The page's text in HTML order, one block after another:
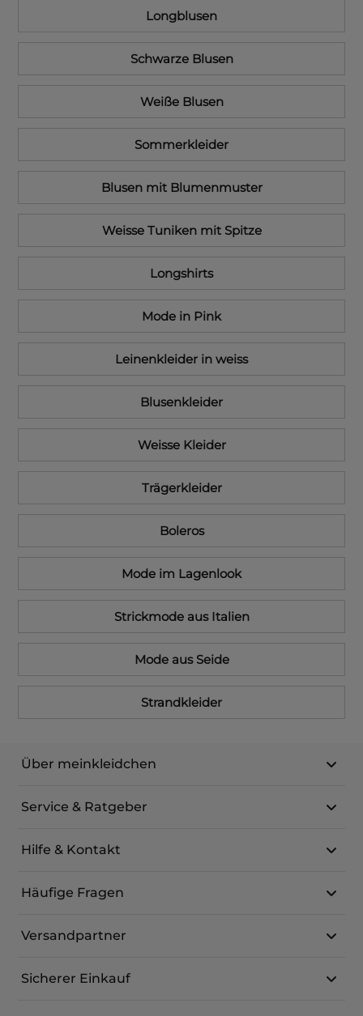
Longblusen
Schwarze Blusen
Weiße Blusen
Sommerkleider
Blusen mit Blumenmuster
Weisse Tuniken mit Spitze
Longshirts
Mode in Pink
Leinenkleider in weiss
Blusenkleider
Weisse Kleider
Trägerkleider
Boleros
Mode im Lagenlook
Strickmode aus Italien
Mode aus Seide
Strandkleider
Über meinkleidchen
Service & Ratgeber
Hilfe & Kontakt
Häufige Fragen
Versandpartner
Sicherer Einkauf